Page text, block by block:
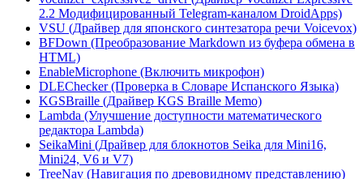
2.2 Модифицированный Telegram-каналом DroidApps)
VSU (Драйвер для японского синтезатора речи Voicevox)
BFDown (Преобразование Markdown из буфера обмена в
HTML)
EnableMicrophone (Включить микрофон)
DLEChecker (Проверка в Словаре Испанского Языка)
KGSBraille (Драйвер KGS Braille Memo)
Lambda (Улучшение доступности математического
редактора Lambda)
SeikaMini (Драйвер для блокнотов Seika для Mini16,
Mini24, V6 и V7)
TreeNav (Навигация по древовидному представлению)